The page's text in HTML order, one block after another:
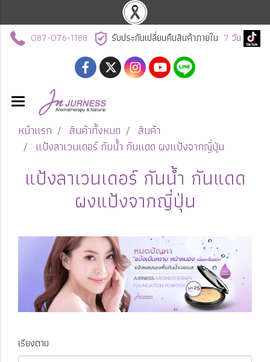
087-076-1188 รับประกันเปลี่ยนคืนสินค้าภายใน 7 วัน
หน้าแรก สินค้าทั้งหมด
สินค้า
แป้งลาเวนเดอร์ กันน้ำ กันแดด ผงแป้งจากญี่ปุ่น
แป้งลาเวนเดอร์ กันน้ำ กันแดด
ผงแป้งจากญี่ปุ่น
เรียงตาม